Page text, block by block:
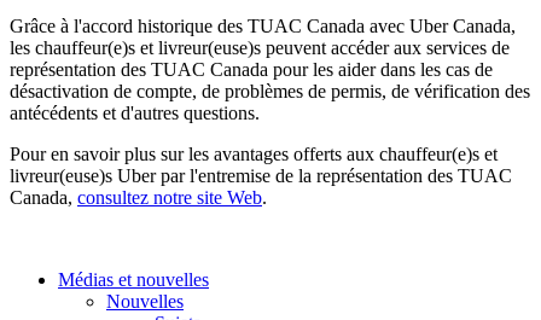
Grâce à l'accord historique des TUAC Canada avec Uber Canada,
les chauffeur(e)s et livreur(euse)s peuvent accéder aux services de
représentation des TUAC Canada pour les aider dans les cas de
désactivation de compte, de problèmes de permis, de vérification des
antécédents et d'autres questions.
Pour en savoir plus sur les avantages offerts aux chauffeur(e)s et
livreur(euse)s Uber par l'entremise de la représentation des TUAC
Canada, consultez notre site Web.
Médias et nouvelles
Nouvelles